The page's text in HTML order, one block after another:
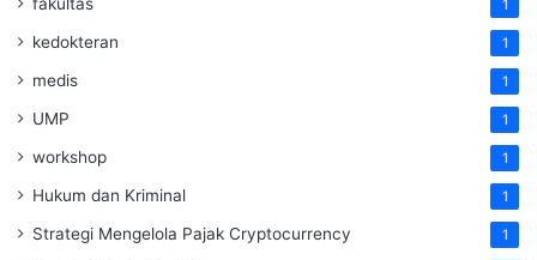
1
kedokteran 1
medis 1
UMP 1
workshop 1
Hukum dan Kriminal 1
Strategi Mengelola Pajak Cryptocurrency 1